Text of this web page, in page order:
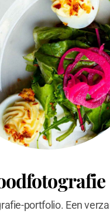
portfolio. Een